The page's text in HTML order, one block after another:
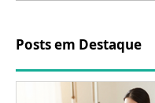
Posts em Destaque